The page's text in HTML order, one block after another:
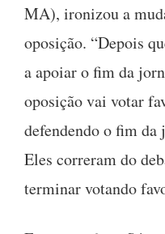
MA), ironizou a
oposição. “Depois
a apoiar o fim da
oposição vai votar
defendendo o fim da
Eles correram do
terminar votando